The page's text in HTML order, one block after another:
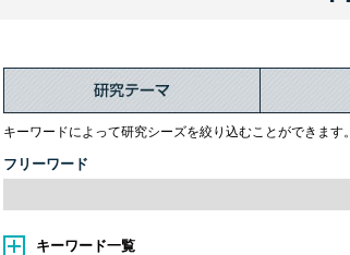
キーワードによって研究シーズを絞り込むことができます。
フリーワード
キーワード一覧